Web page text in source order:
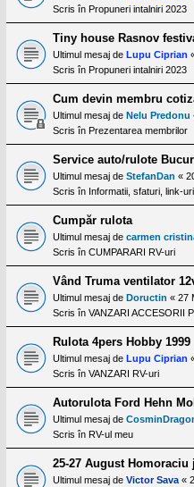
Scris în Propuneri intalniri 2023
Tiny house Rasnov
Ultimul mesaj de Lupu Ciprian
Scris în Propuneri intalniri 2023
Cum devin membru
Ultimul mesaj de Nelu Predonu
Scris în Prezentarea membrilor
Service auto/rulote
Ultimul mesaj de StefanDan «
Scris în Informatii, sfaturi, link-
Cumpăr rulota
Ultimul mesaj de carmen
Scris în CUMPARARI RV-uri
Vând Truma ventilator
Ultimul mesaj de Doructin « 27
Scris în VANZARI ACCESORII
Rulota 4pers Hobby 1999
Ultimul mesaj de Lupu Ciprian
Scris în VANZARI RV-uri
Autorulota Ford Hehn
Ultimul mesaj de
Scris în RV-ul meu
25-27 August
Ultimul mesaj de Victor Sava «